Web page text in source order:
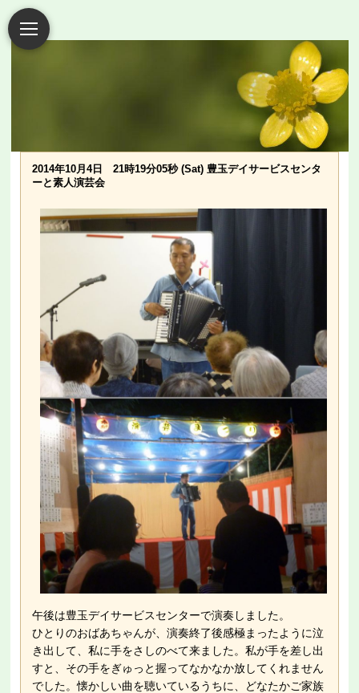
2014年10月4日 21時19分05秒 (Sat) 豊玉デイサービスセンタ
ーと素人演芸会
午後は豊玉デイサービスセンターで演奏しました。
ひとりのおばあちゃんが、演奏終了後感極まったように泣
き出して、私に手をさしのべて来ました。私が手を差し出
すと、その手をぎゅっと握ってなかなか放してくれません
でした。懐かしい曲を聴いているうちに、どなたかご家族